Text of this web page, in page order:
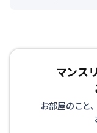
マンス
お部屋のこと